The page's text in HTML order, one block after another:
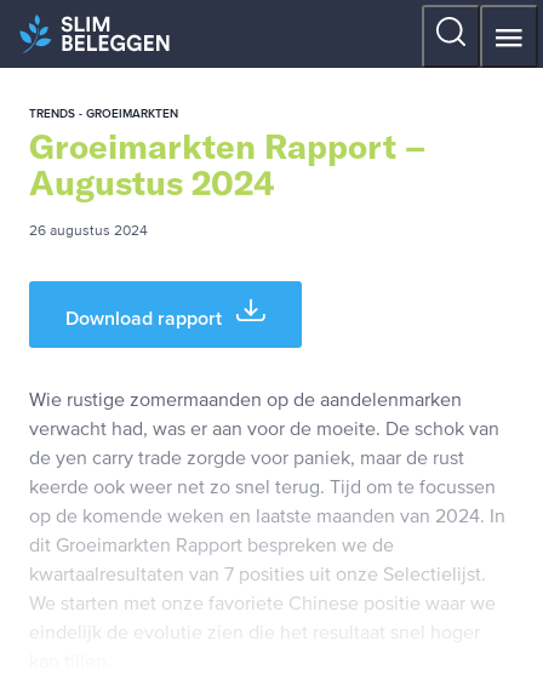
TRENDS - GROEIMARKTEN
Groeimarkten Rapport –
Augustus 2024
26 augustus 2024
Download rapport
Wie rustige zomermaanden op de aandelenmarken
verwacht had, was er aan voor de moeite. De schok van
de yen carry trade zorgde voor paniek, maar de rust
keerde ook weer net zo snel terug. Tijd om te focussen
op de komende weken en laatste maanden van 2024. In
dit Groeimarkten Rapport bespreken we de
kwartaalresultaten van 7 posities uit onze Selectielijst.
We starten met onze favoriete Chinese positie waar we
eindelijk de evolutie zien die het resultaat snel hoger